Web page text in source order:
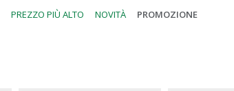
PREZZO PIÙ ALTO NOVITÀ
PROMOZIONE